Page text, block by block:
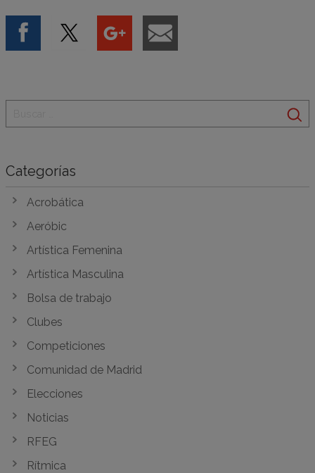
Categorías
Acrobática
Aeróbic
Artística Femenina
Artística Masculina
Bolsa de trabajo
Clubes
Competiciones
Comunidad de Madrid
Elecciones
Noticias
RFEG
Rítmica